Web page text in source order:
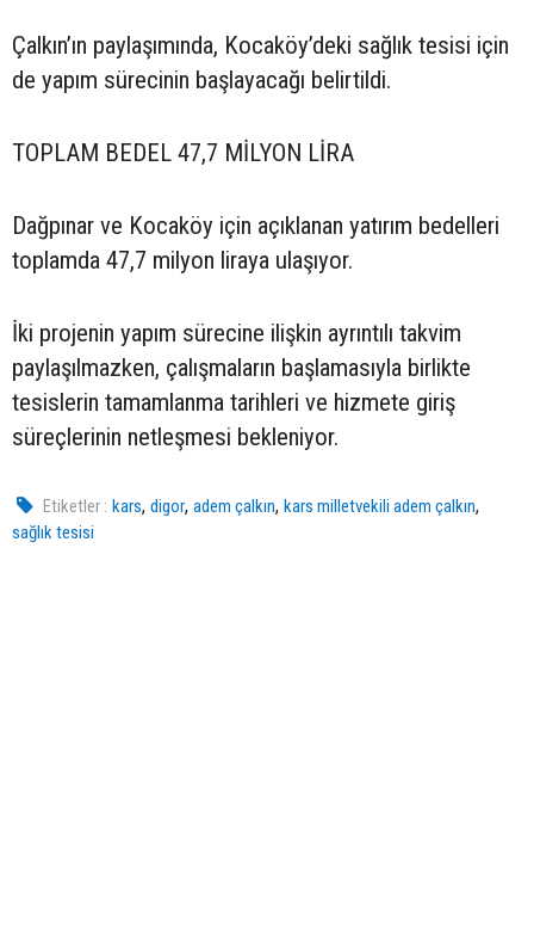
Çalkın’ın paylaşımında, Kocaköy’deki sağlık tesisi için
de yapım sürecinin başlayacağı belirtildi.
TOPLAM BEDEL 47,7 MİLYON LİRA
Dağpınar ve Kocaköy için açıklanan yatırım bedelleri
toplamda 47,7 milyon liraya ulaşıyor.
İki projenin yapım sürecine ilişkin ayrıntılı takvim
paylaşılmazken, çalışmaların başlamasıyla birlikte
tesislerin tamamlanma tarihleri ve hizmete giriş
süreçlerinin netleşmesi bekleniyor.
Etiketler : kars,digor,adem çalkın,kars milletvekili adem çalkın,
sağlık tesisi